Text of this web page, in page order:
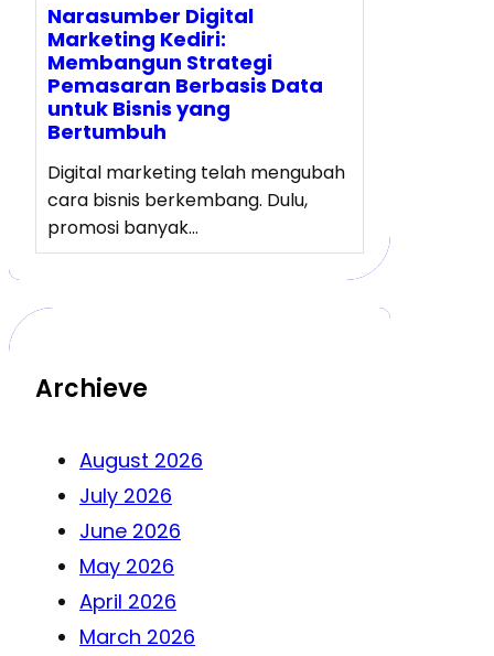
Narasumber Digital
Marketing Kediri:
Membangun Strategi
Pemasaran Berbasis Data
untuk Bisnis yang
Bertumbuh
Digital marketing telah mengubah
cara bisnis berkembang. Dulu,
promosi banyak…
Archieve
August 2026
July 2026
June 2026
May 2026
April 2026
March 2026